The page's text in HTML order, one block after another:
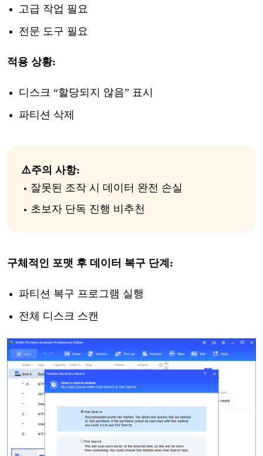
고급 작업 필요
전문 도구 필요
적용 상황:
디스크 “할당되지 않음” 표시
파티션 삭제
⚠️주의 사항:
잘못된 조작 시 데이터 완전 손실
초보자 단독 진행 비추천
구체적인 포맷 후 데이터 복구 단계 :
파티션 복구 프로그램 실행
전체
디스크 스캔